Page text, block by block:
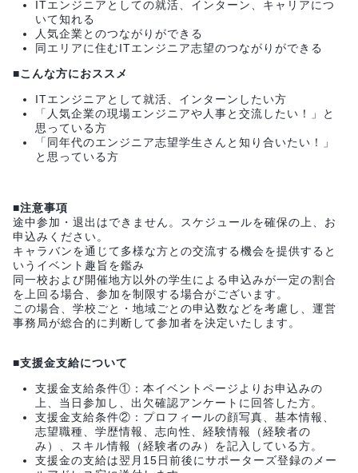
ITエンジニアとしての就活、インターン、キャリアにつ
いて知れる
人気企業とのつながりができる
同エリアに住むITエンジニア志望のつながりができる
■こんな方におススメ
ITエンジニアとして就活、インターンしたい方
「人気企業の現場エンジニアや人事と交流したい！」と
思っている方
「同年代のエンジニア志望学生さんと知り合いたい！」
と思っている方
■注意事項
途中参加・退出はできません。スケジュールを確保の上、お
申込みください。
キャラバンを通じて多様な方との交流する機会を提供すると
いうイベント趣旨を鑑み
同一校および開催地方以外の学生による申込みが一定の割合
を上回る場合、参加を制限する場合がございます。
この場合、学校ごと・地域ごとの申込数などを考慮し、運営
事務局が総合的に判断して参加者を決定いたします。
■支援金支給について
支援金支給条件①：本イベントページよりお申込みの
上、当日参加し、出欠確認アンケートに回答した方。
支援金支給条件②：プロフィールの顔写真、基本情報、
志望職種、学歴情報、志向性、経験情報（経験者の
み）、スキル情報（経験者のみ）を記入している方。
支援金の支給は翌月15日前後にサポーターズ登録のメー